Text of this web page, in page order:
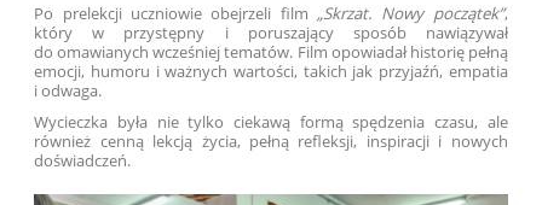
Po prelekcji uczniowie obejrzeli film„Skrzat. Nowy początek”,
który w przystępny i poruszający sposób nawiązywał
do omawianych wcześniej tematów. Film opowiadał historię pełną
emocji, humoru i ważnych wartości, takich jak przyjaźń, empatia
i odwaga.
Wycieczka była nie tylko ciekawą formą spędzenia czasu, ale
również cenną lekcją życia, pełną refleksji, inspiracji i nowych
doświadczeń.